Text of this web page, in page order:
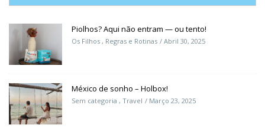
Piolhos? Aqui não entram — ou tento!
Os Filhos , Regras e Rotinas Abril 30, 2025
México de sonho – Holbox!
Sem categoria , Travel Março 23, 2025